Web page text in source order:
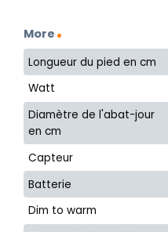
More
Longueur du pied en cm
Watt
Diamètre de l'abat-jour
en cm
Capteur
Batterie
Dim to warm